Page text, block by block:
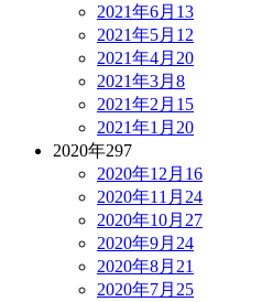
2021年6月 13
2021年5月 12
2021年4月 20
2021年3月 8
2021年2月 15
2021年1月 20
2020年297
2020年12月 16
2020年11月 24
2020年10月 27
2020年9月 24
2020年8月 21
2020年7月 25